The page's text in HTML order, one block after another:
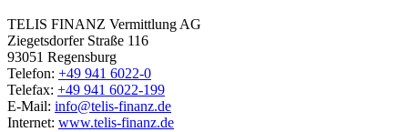
TELIS FINANZ Vermittlung AG
Ziegetsdorfer Straße 116
93051 Regensburg
Telefon: +49 941 6022-0
Telefax: +49 941 6022-199
E-Mail: info@telis-finanz.de
Internet: www.telis-finanz.de